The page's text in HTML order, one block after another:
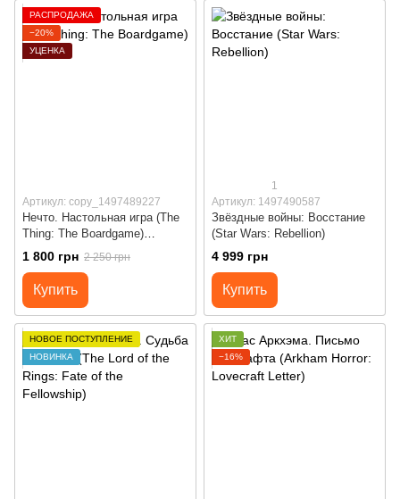
РАСПРОДАЖА
−20%
УЦЕНКА
Артикул: copy_1497489227
Нечто. Настольная игра (The
Thing: The Boardgame)
УЦЕНКА
1 800 грн 2 250 грн
Купить
1
Артикул: 1497490587
Звёздные войны: Восстание
(Star Wars: Rebellion)
4 999 грн
Купить
НОВОЕ ПОСТУПЛЕНИЕ
НОВИНКА
ХИТ
−16%